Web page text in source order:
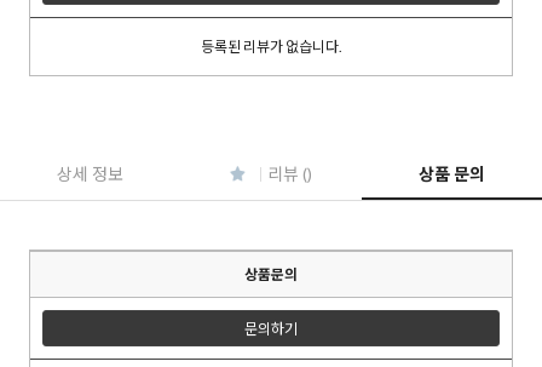
이코 라이프 하
등록된 리뷰가 없습니다.
상세 정보 리뷰 () 상품 문의
상품문의
문의하기